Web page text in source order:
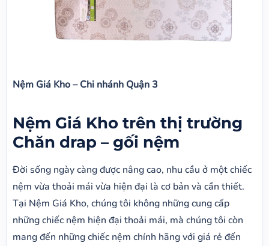
Nệm Giá Kho – Chi nhánh Quận 3
Nệm Giá Kho trên thị trường
Chăn drap – gối nệm
Đời sống ngày càng được nâng cao, nhu cầu ở một chiếc
nệm vừa thoải mái vừa hiện đại là cơ bản và cần thiết.
Tại Nệm Giá Kho, chúng tôi không những cung cấp
những chiếc nệm hiện đại thoải mái, mà chúng tôi còn
mang đến những chiếc nệm chính hãng với giá rẻ đến